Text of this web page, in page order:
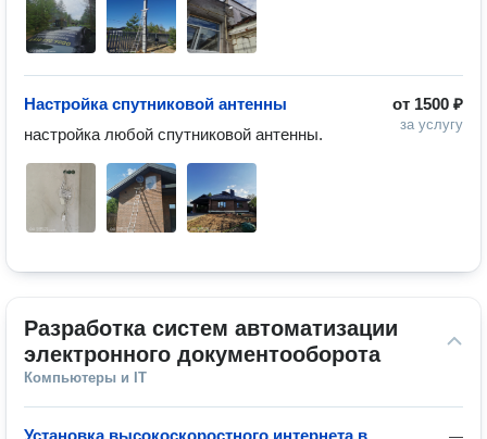
от 1500 ₽
за услугу
Настройка спутниковой антенны
настройка любой спутниковой антенны.
Разработка систем автоматизации
электронного документооборота
Компьютеры и IT
Установка высокоскоростного интернета в